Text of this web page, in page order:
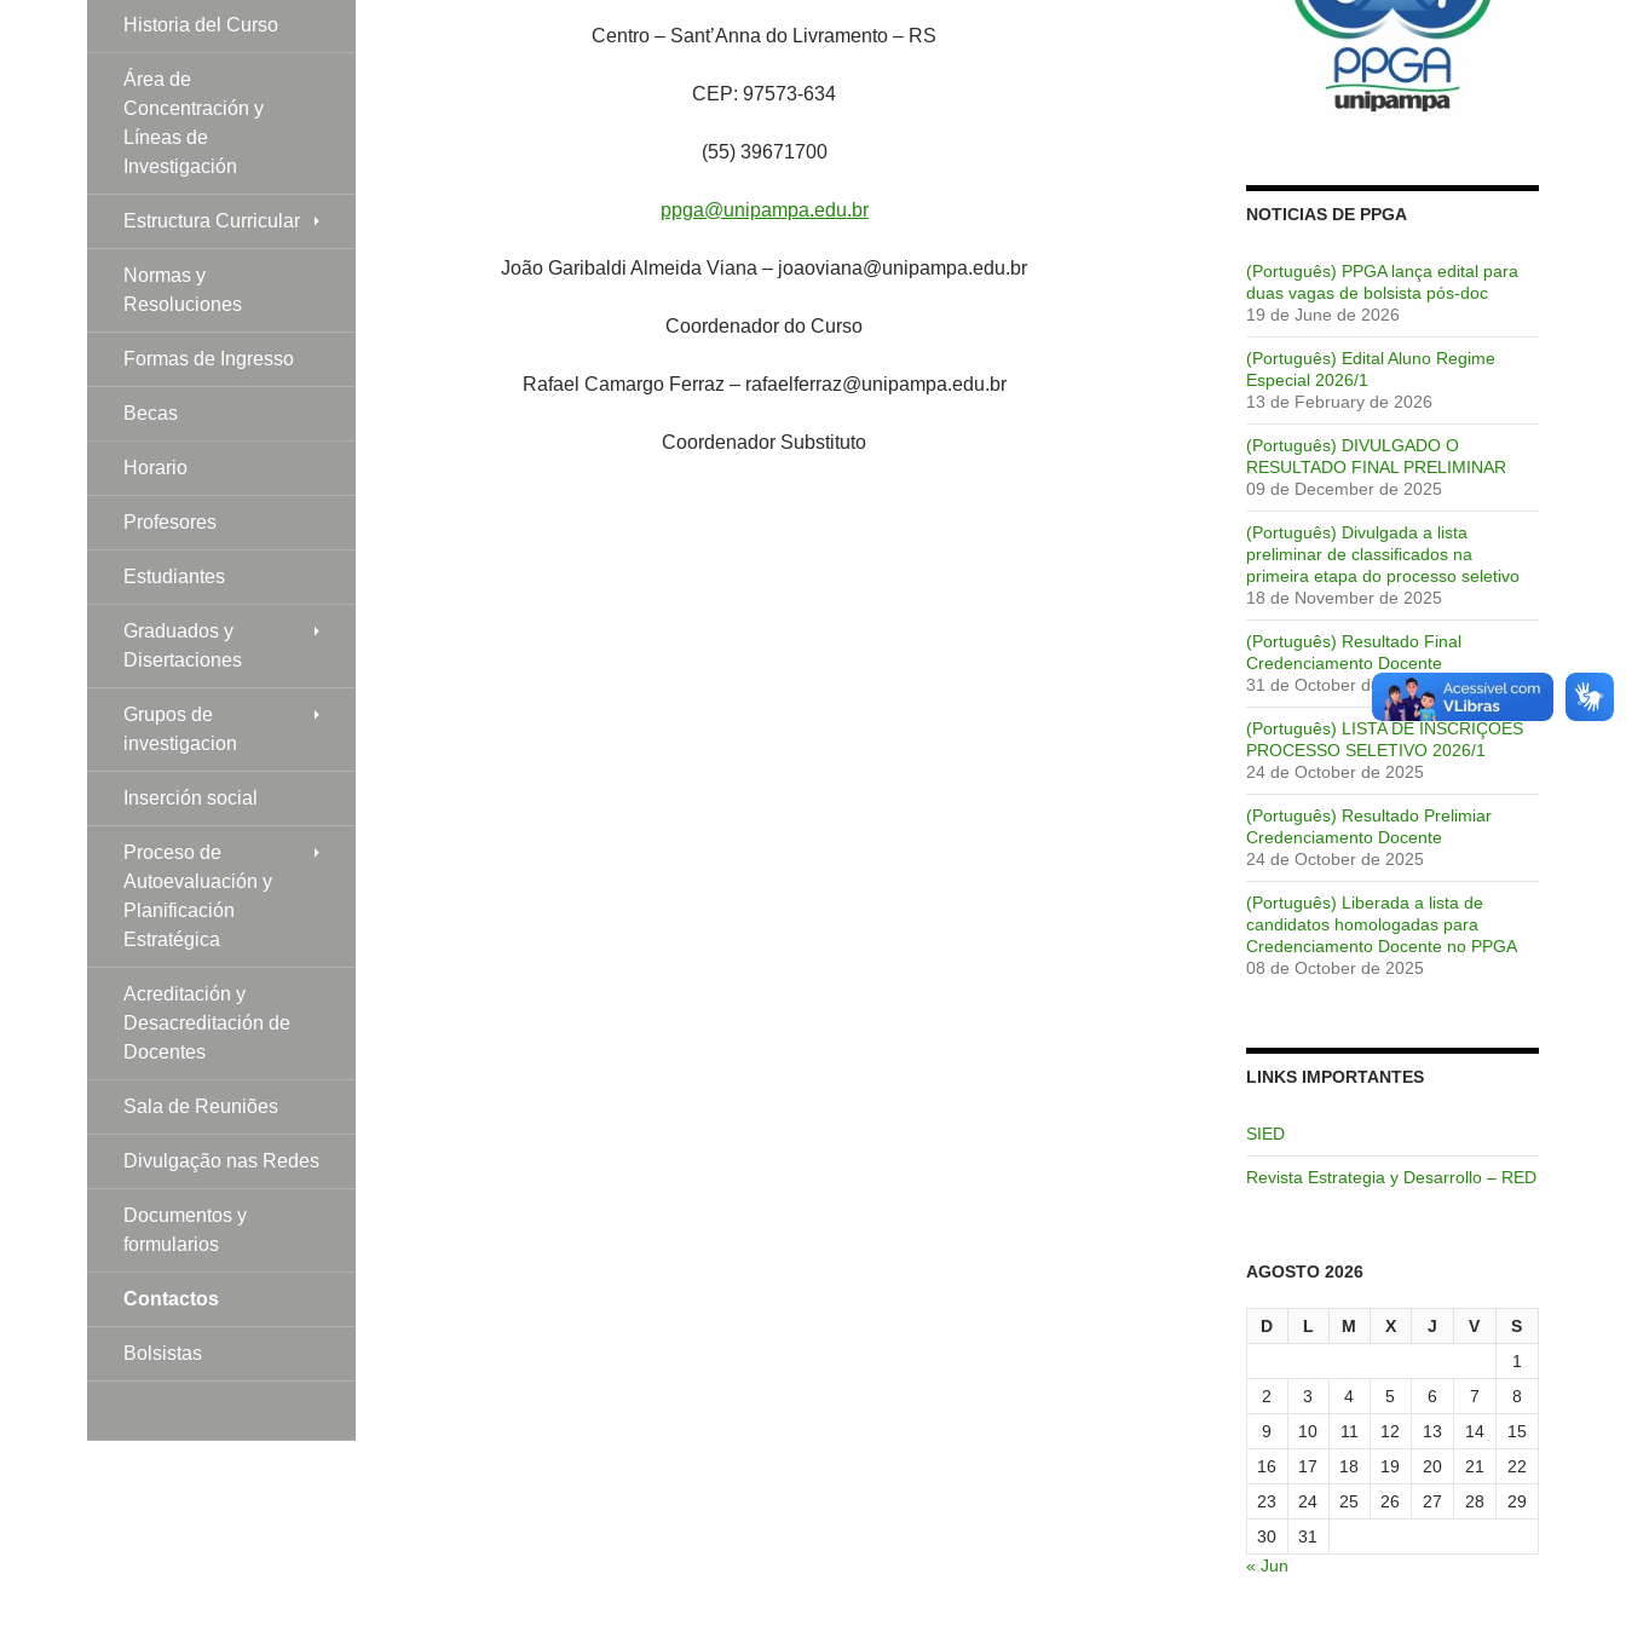
Centro – Sant’Anna do Livramento – RS
CEP: 97573-634
(55) 39671700
ppga@unipampa.edu.br
João Garibaldi Almeida Viana – joaoviana@unipampa.edu.br
Coordenador do Curso
Rafael Camargo Ferraz – rafaelferraz@unipampa.edu.br
Coordenador Substituto
NOTICIAS DE PPGA
(Português) PPGA lança edital para
duas vagas de bolsista pós-doc
19 de June de 2026
(Português) Edital Aluno Regime
Especial 2026/1
13 de February de 2026
(Português) DIVULGADO O
RESULTADO FINAL PRELIMINAR
09 de December de 2025
(Português) Divulgada a lista
preliminar de classificados na
primeira etapa do processo seletivo
18 de November de 2025
(Português) Resultado Final
Credenciamento Docente
31 de October de 2025
(Português) LISTA DE INSCRIÇÕES
PROCESSO SELETIVO 2026/1
24 de October de 2025
(Português) Resultado Prelimiar
Credenciamento Docente
24 de October de 2025
(Português) Liberada a lista de
candidatos homologadas para
Credenciamento Docente no PPGA
08 de October de 2025
LINKS IMPORTANTES
SIED
Revista Estrategia y Desarrollo – RED
AGOSTO 2026
D L M X J V
S
1
2
3 4 5 6 7
8
9
10 11 12 13 14
15
16
17 18 19 20 21
22
23
24 25 26 27 28
29
30
31
« Jun
Historia del Curso
Área de
Concentración y
Líneas de
Investigación
Estructura Curricular
Normas y
Resoluciones
Formas de Ingresso
Becas
Horario
Profesores
Estudiantes
Graduados y
Disertaciones
Grupos de
investigacion
Inserción social
Proceso de
Autoevaluación y
Planificación
Estratégica
Acreditación y
Desacreditación de
Docentes
Sala de Reuniões
Divulgação nas Redes
Documentos y
formularios
Contactos
Bolsistas